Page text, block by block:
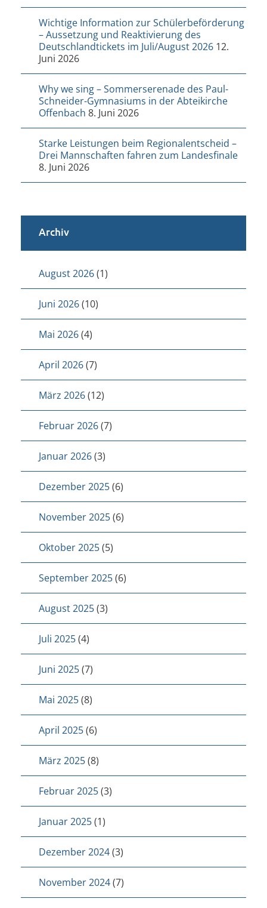
Wichtige Information zur Schülerbeförderung
– Aussetzung und Reaktivierung des
Deutschlandtickets im Juli/August 2026 12.
Juni 2026
Why we sing – Sommerserenade des Paul-
Schneider-Gymnasiums in der Abteikirche
Offenbach 8. Juni 2026
Starke Leistungen beim Regionalentscheid –
Drei Mannschaften fahren zum Landesfinale
8. Juni 2026
Archiv
August 2026(1)
Juni 2026(10)
Mai 2026(4)
April 2026(7)
März 2026(12)
Februar 2026(7)
Januar 2026(3)
Dezember 2025(6)
November 2025(6)
Oktober 2025(5)
September 2025(6)
August 2025(3)
Juli 2025(4)
Juni 2025(7)
Mai 2025(8)
April 2025(6)
März 2025(8)
Februar 2025(3)
Januar 2025(1)
Dezember 2024(3)
November 2024(7)